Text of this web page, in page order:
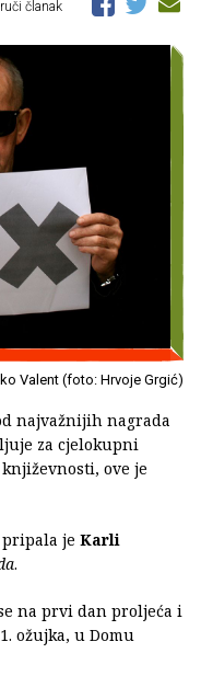
članak
Valent (foto: Hrvoje Grgić)
najvažnijih nagrada
za cjelokupni
ove je
pripala je Karli
.
na prvi dan proljeća i
ožujka, u Domu